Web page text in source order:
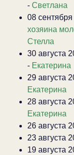
- Светлана
08
хозяина
Стелла
30 августа
- Екатерина
29 августа
Екатерина
28 августа
Екатерина
26 августа
23 августа
19 августа